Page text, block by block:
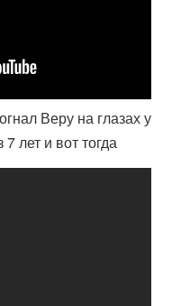
Веру на глазах у
лет и вот тогда